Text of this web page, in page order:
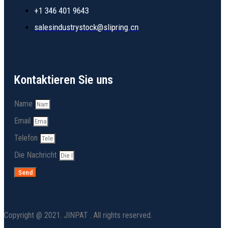
+1 346 401 9643
salesindustrystock@slipring.cn
Kontaktieren Sie uns
Name
Email
Telefon
Die Nachricht
Send
Copyright @ 2021. JINPAT . All rights reserved.